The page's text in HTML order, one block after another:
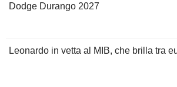
Dodge Durango 2027
Leonardo in vetta al MIB, che brilla tra